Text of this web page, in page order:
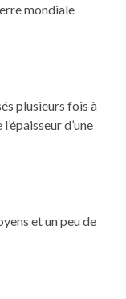
mondiale
plusieurs fois à
d’une
et un peu de